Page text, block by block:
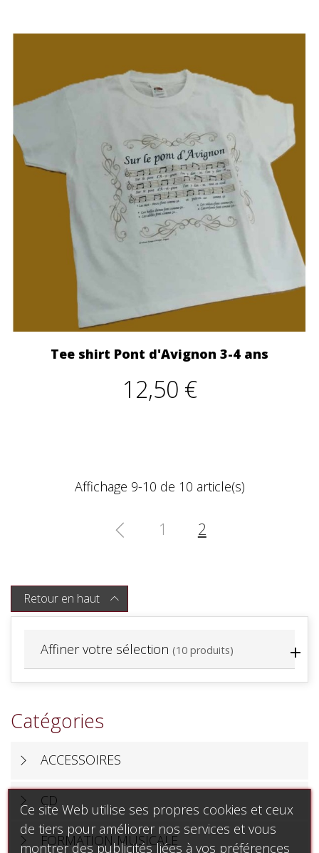
Affiner votre sélection (10 produits)
Catégories
ACCESSOIRES
CD
FORMATION MUSICALE
Tee shirt Pont d'Avignon 3-4 ans
12,50 €
Affichage 9-10 de 10 article(s)
 1 2
Retour en haut 
Ce site Web utilise ses propres cookies et ceux
de tiers pour améliorer nos services et vous
montrer des publicités liées à vos préférences